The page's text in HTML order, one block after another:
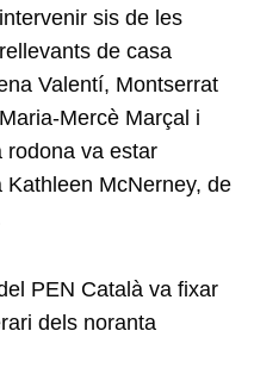
sis de les
de casa
Valentí, Montserrat
Mercè Marçal i
rodona va estar
McNerney, de
PEN Català va fixar
dels noranta